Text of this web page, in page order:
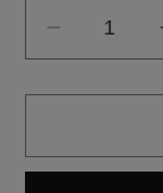
Giảm
số
lượng
Gucci